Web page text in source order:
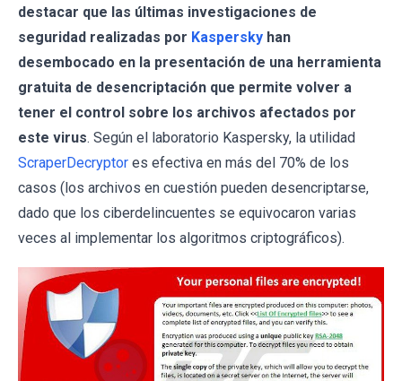
destacar que las últimas investigaciones de
seguridad realizadas por Kaspersky han
desembocado en la presentación de una herramienta
gratuita de desencriptación que permite volver a
tener el control sobre los archivos afectados por
este virus. Según el laboratorio Kaspersky, la utilidad
ScraperDecryptor es efectiva en más del 70% de los
casos (los archivos en cuestión pueden desencriptarse,
dado que los ciberdelincuentes se equivocaron varias
veces al implementar los algoritmos criptográficos).